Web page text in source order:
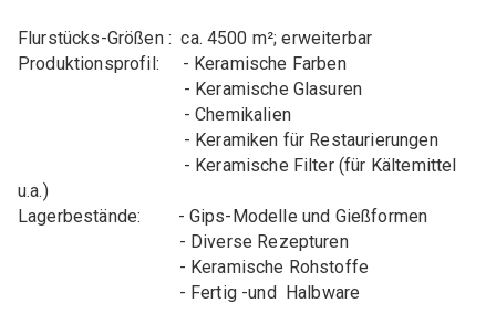
GAK Umwelt- und Arbeitsschutz
Womeninceramics
Der Keramische Nachwuchs (DKN)
Anwenderkreis Additive Keramische Fertigung
Flurstücks-Größen : ca. 4500 m²; erweiterbar
Produktionsprofil: - Keramische Farben
- Keramische Glasuren
- Chemikalien
- Keramiken für Restaurierungen
- Keramische Filter (für Kältemittel
u.a.)
Lagerbestände: - Gips-Modelle und Gießformen
- Diverse Rezepturen
- Keramische Rohstoffe
- Fertig -und Halbware